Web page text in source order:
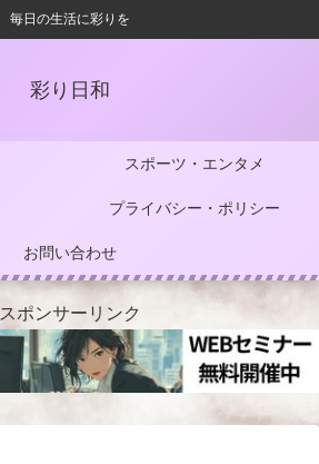
毎日の生活に彩りを
彩り日和
スポーツ・エンタメ
プライバシー・ポリシー
お問い合わせ
スポンサーリンク